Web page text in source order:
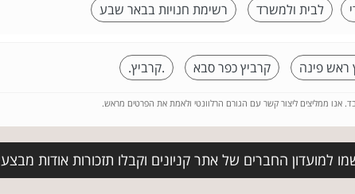
לבית ולמשרד רשימת חנויות בבאר שבע
ראש פינה קרביץ כפר סבא .קרביץ.
אנו ממליצים ליצור קשר עם הגורם הרלוונטי ולאמת את הפרטים מראש.
למועדון החברים של אתר קניונים וקבלו תזכורות אודות